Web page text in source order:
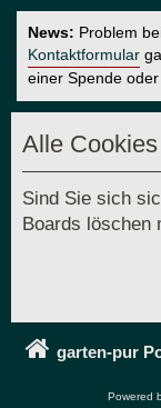
News: Problem
Kontaktformular
einer Spende
Alle
Sind Sie sich
Boards löschen
garten-pur
Powered